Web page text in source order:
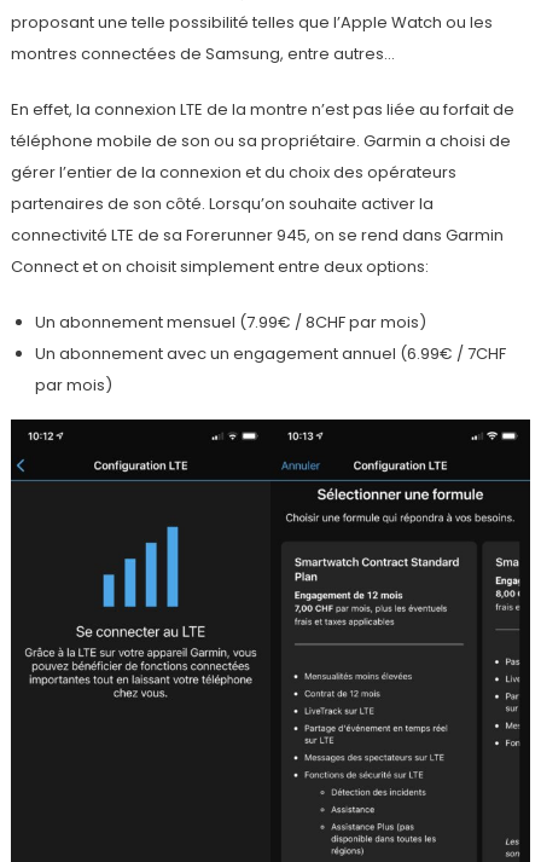
proposant une telle possibilité telles que l’Apple Watch ou les
montres connectées de Samsung, entre autres…
En effet, la connexion LTE de la montre n’est pas liée au forfait de
téléphone mobile de son ou sa propriétaire. Garmin a choisi de
gérer l’entier de la connexion et du choix des opérateurs
partenaires de son côté. Lorsqu’on souhaite activer la
connectivité LTE de sa Forerunner 945, on se rend dans Garmin
Connect et on choisit simplement entre deux options:
Un abonnement mensuel (7.99€ / 8CHF par mois)
Un abonnement avec un engagement annuel (6.99€ / 7CHF
par mois)